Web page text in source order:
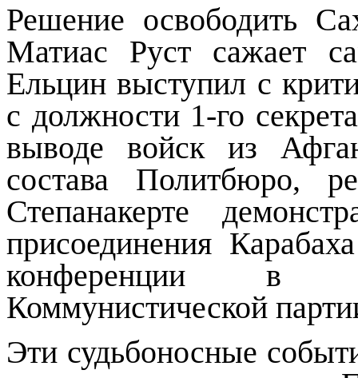
Решение освободить
Матиас Руст сажает
Ельцин выступил с
с должности 1-го
выводе войск из
состава Политбюро,
Степанакерте
присоединения
конференции в
Коммунистической
Эти судьбоносные